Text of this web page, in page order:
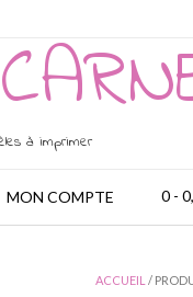
à imprimer
MON COMPTE 0 -
ACCUEIL /